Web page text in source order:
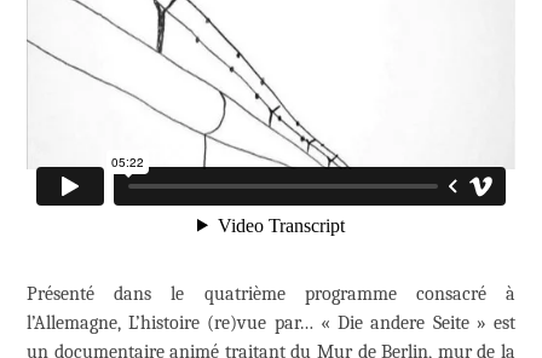
Présenté dans le quatrième programme consacré à
l’Allemagne, L’histoire (re)vue par… « Die andere Seite » est
un documentaire animé traitant du Mur de Berlin, mur de la